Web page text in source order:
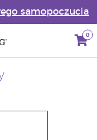
samopoczucia
0